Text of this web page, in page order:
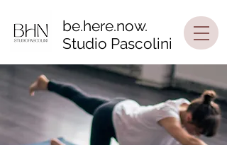
be.here.now.
Studio Pascolini